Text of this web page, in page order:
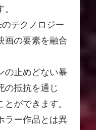
のテクノロジー
画の要素を融合
の止めどない暴
の抵抗を通じ
ができます。
ラー作品とは異